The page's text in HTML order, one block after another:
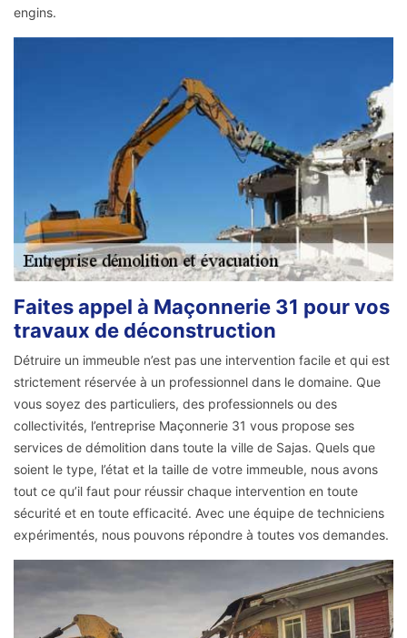
engins.
Faites appel à Maçonnerie 31 pour vos
travaux de déconstruction
Détruire un immeuble n’est pas une intervention facile et qui est
strictement réservée à un professionnel dans le domaine. Que
vous soyez des particuliers, des professionnels ou des
collectivités, l’entreprise Maçonnerie 31 vous propose ses
services de démolition dans toute la ville de Sajas. Quels que
soient le type, l’état et la taille de votre immeuble, nous avons
tout ce qu’il faut pour réussir chaque intervention en toute
sécurité et en toute efficacité. Avec une équipe de techniciens
expérimentés, nous pouvons répondre à toutes vos demandes.